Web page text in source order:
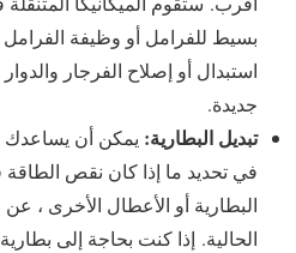
بسيط للفرامل أو وظيفة الفرامل
استبدال أو إصلاح الفرجار
جديدة.
تبديل البطارية: يمكن أن يساعدك
في تحديد ما إذا كان نقص
البطارية أو الأعطال الأخرى ، عن
الحالية. إذا كنت بحاجة إلى